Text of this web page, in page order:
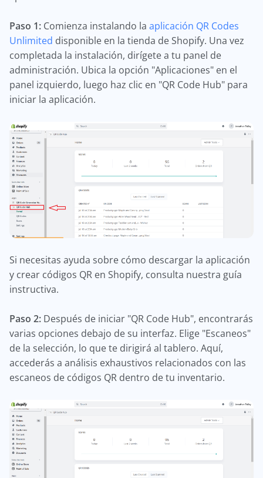
Paso 1: Comienza instalando la aplicación QR Codes
Unlimited disponible en la tienda de Shopify. Una vez
completada la instalación, dirígete a tu panel de
administración. Ubica la opción "Aplicaciones" en el
panel izquierdo, luego haz clic en "QR Code Hub" para
iniciar la aplicación.
Si necesitas ayuda sobre cómo descargar la aplicación
y crear códigos QR en Shopify, consulta nuestra guía
instructiva.
Paso 2: Después de iniciar "QR Code Hub", encontrarás
varias opciones debajo de su interfaz. Elige "Escaneos"
de la selección, lo que te dirigirá al tablero. Aquí,
accederás a análisis exhaustivos relacionados con las
escaneos de códigos QR dentro de tu inventario.